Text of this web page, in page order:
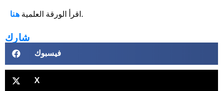
اقرأ الورقة العلميةهنا .
شارك
فيسبوك
X